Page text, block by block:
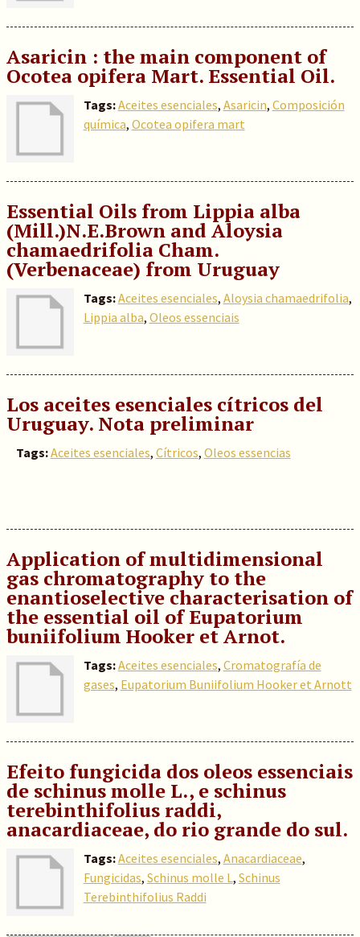
Asaricin : the main component of
Ocotea opifera Mart. Essential Oil.
Tags:Aceites esenciales, Asaricin, Composición
química, Ocotea opifera mart
Essential Oils from Lippia alba
(Mill.)N.E.Brown and Aloysia
chamaedrifolia Cham.
(Verbenaceae) from Uruguay
Tags:Aceites esenciales, Aloysia chamaedrifolia,
Lippia alba, Oleos essenciais
Los aceites esenciales cítricos del
Uruguay. Nota preliminar
Tags:Aceites esenciales, Cítricos, Oleos essencias
Application of multidimensional
gas chromatography to the
enantioselective characterisation of
the essential oil of Eupatorium
buniifolium Hooker et Arnot.
Tags:Aceites esenciales, Cromatografía de
gases, Eupatorium Buniifolium Hooker et Arnott
Efeito fungicida dos oleos essenciais
de schinus molle L., e schinus
terebinthifolius raddi,
anacardiaceae, do rio grande do sul.
Tags:Aceites esenciales, Anacardiaceae,
Fungicidas, Schinus molle L, Schinus
Terebinthifolius Raddi